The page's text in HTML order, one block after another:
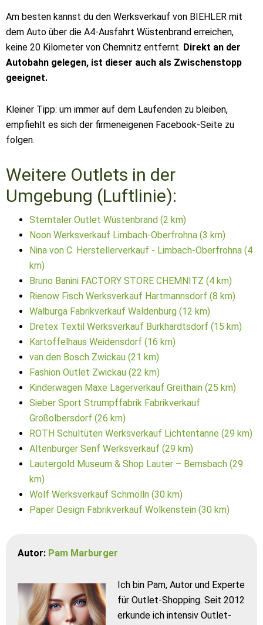
Am besten kannst du den Werksverkauf von BIEHLER mit
dem Auto über die A4-Ausfahrt Wüstenbrand erreichen,
keine 20 Kilometer von Chemnitz entfernt. Direkt an der
Autobahn gelegen, ist dieser auch als Zwischenstopp
geeignet.
Kleiner Tipp: um immer auf dem Laufenden zu bleiben,
empfiehlt es sich der firmeneigenen Facebook-Seite zu
folgen.
Weitere Outlets in der
Umgebung (Luftlinie):
Sterntaler Outlet Wüstenbrand (2 km)
Noon Werksverkauf Limbach-Oberfrohna (3 km)
Nina von C. Herstellerverkauf - Limbach-Oberfrohna (4
km)
Bruno Banini FACTORY STORE CHEMNITZ (4 km)
Rienow Fisch Werksverkauf Hartmannsdorf (8 km)
Walburga Fabrikverkauf Waldenburg (12 km)
Dretex Textil Werksverkauf Burkhardtsdorf (15 km)
Kartoffelhaus Weidensdorf (16 km)
van den Bosch Zwickau (21 km)
Fashion Outlet Zwickau (22 km)
Kinderwagen Maxe Lagerverkauf Greithain (25 km)
Sieber Sport Strumpffabrik Fabrikverkauf
Großolbersdorf (26 km)
ROTH Schultüten Werksverkauf Lichtentanne (29 km)
Altenburger Senf Werksverkauf (29 km)
Lautergold Museum & Shop Lauter – Bernsbach (29
km)
Wolf Werksverkauf Schmölln (30 km)
Paper Design Fabrikverkauf Wolkenstein (30 km)
Autor: Pam Marburger
Ich bin Pam, Autor und Experte
für Outlet-Shopping. Seit 2012
erkunde ich intensiv Outlet-